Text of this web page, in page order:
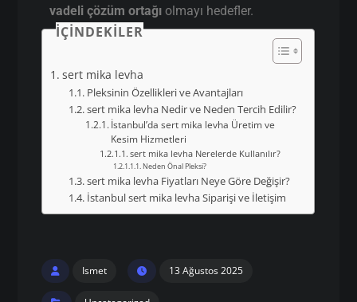
vadeli çözüm ortağı olmayı hedefler.
İÇINDEKILER
sert mika levha
Pleksinin Özellikleri ve Avantajları
sert mika levha Nedir ve Neden Tercih Edilir?
İstanbul’da sert mika levha Üretim ve
Kesim Hizmetleri
sert mika levha Nerelerde Kullanılır?
Neden Önal Pleksi?
sert mika levha Fiyatları Neye Göre Değişir?
İstanbul sert mika levha Siparişi ve İletişim
Ismet 13 Ağustos 2025